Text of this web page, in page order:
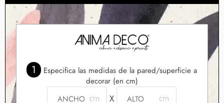
1
Especifica las medidas de la pared/superficie a
decorar (en cm)
X